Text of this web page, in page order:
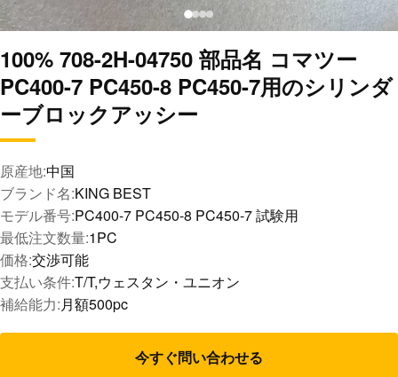
100% 708-2H-04750 部品名 コマツー
PC400-7 PC450-8 PC450-7用のシリンダ
ーブロックアッシー
原産地:中国
ブランド名:KING BEST
モデル番号:PC400-7 PC450-8 PC450-7 試験用
最低注文数量:1PC
価格:交渉可能
支払い条件:T/T,ウェスタン・ユニオン
補給能力:月額500pc
今すぐ問い合わせる